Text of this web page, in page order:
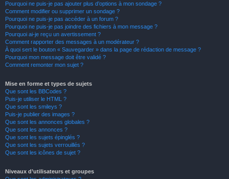
Pourquoi ne puis-je pas ajouter plus d’options à mon sondage ?
Comment modifier ou supprimer un sondage ?
Pourquoi ne puis-je pas accéder à un forum ?
Pourquoi ne puis-je pas joindre des fichiers à mon message ?
Pourquoi ai-je reçu un avertissement ?
Comment rapporter des messages à un modérateur ?
À quoi sert le bouton « Sauvegarder » dans la page de rédaction de message ?
Pourquoi mon message doit être validé ?
Comment remonter mon sujet ?
Mise en forme et types de sujets
Que sont les BBCodes ?
Puis-je utiliser le HTML ?
Que sont les smileys ?
Puis-je publier des images ?
Que sont les annonces globales ?
Que sont les annonces ?
Que sont les sujets épinglés ?
Que sont les sujets verrouillés ?
Que sont les icônes de sujet ?
Niveaux d’utilisateurs et groupes